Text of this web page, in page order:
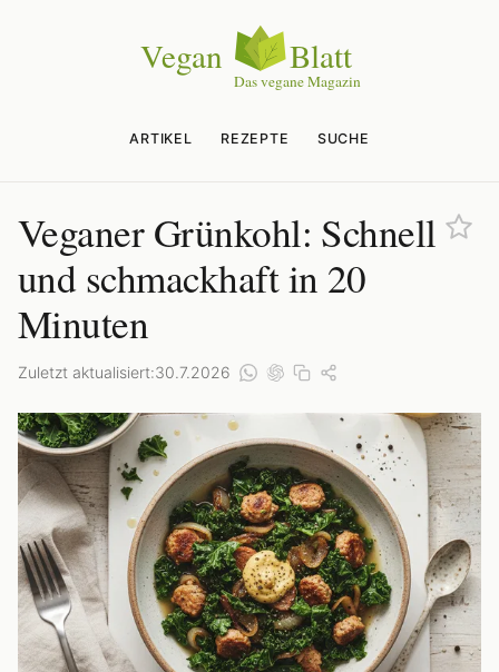
ARTIKEL REZEPTE SUCHE
Veganer Grünkohl: Schnell
und schmackhaft in 20
Minuten
Zuletzt aktualisiert:30.7.2026